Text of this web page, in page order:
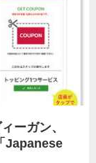
ーガン、
Japanese